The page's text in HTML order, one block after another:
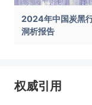
2024年中国炭黑
洞析报告
权威引用